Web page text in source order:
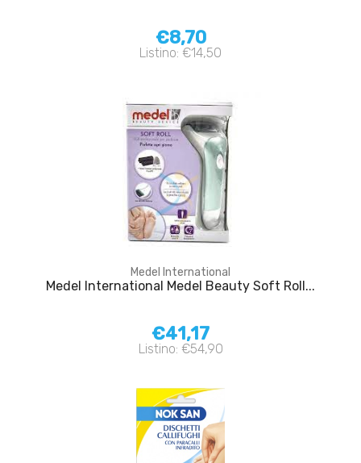
€8,70
Listino: €14,50
Medel International
Medel International Medel Beauty Soft Roll...
€41,17
Listino: €54,90